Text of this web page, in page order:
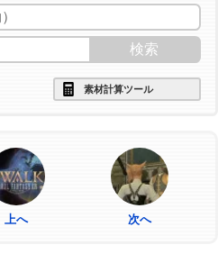
素材計算ツール
上へ 次へ